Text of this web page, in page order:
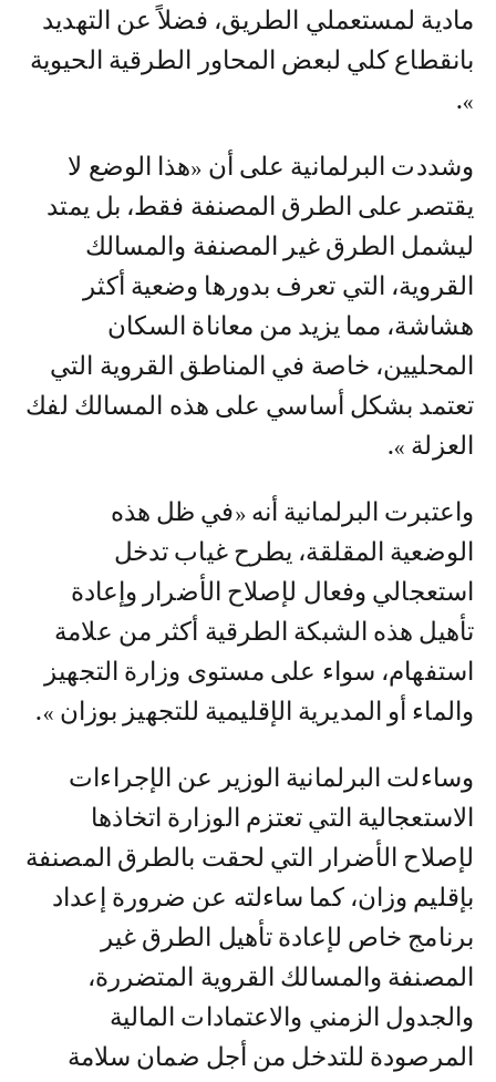
مادية لمستعملي الطريق، فضلاً عن التهديد
بانقطاع كلي لبعض المحاور الطرقية الحيوية
».
وشددت البرلمانية على أن «هذا الوضع لا
يقتصر على الطرق المصنفة فقط، بل يمتد
ليشمل الطرق غير المصنفة والمسالك
القروية، التي تعرف بدورها وضعية أكثر
هشاشة، مما يزيد من معاناة السكان
المحليين، خاصة في المناطق القروية التي
تعتمد بشكل أساسي على هذه المسالك لفك
العزلة ».
واعتبرت البرلمانية أنه «في ظل هذه
الوضعية المقلقة، يطرح غياب تدخل
استعجالي وفعال لإصلاح الأضرار وإعادة
تأهيل هذه الشبكة الطرقية أكثر من علامة
استفهام، سواء على مستوى وزارة التجهيز
والماء أو المديرية الإقليمية للتجهيز بوزان ».
وساءلت البرلمانية الوزير عن الإجراءات
الاستعجالية التي تعتزم الوزارة اتخاذها
لإصلاح الأضرار التي لحقت بالطرق المصنفة
بإقليم وزان، كما ساءلته عن ضرورة إعداد
برنامج خاص لإعادة تأهيل الطرق غير
المصنفة والمسالك القروية المتضررة،
والجدول الزمني والاعتمادات المالية
المرصودة للتدخل من أجل ضمان سلامة